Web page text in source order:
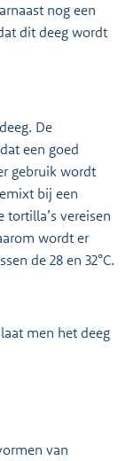
nog een
dit deeg wordt
De
een goed
gebruik wordt
bij een
tortilla’s vereisen
wordt er
de 28 en 32°C.
men het deeg
van